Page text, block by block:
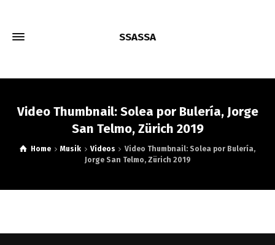
SSASSA
Video Thumbnail: Solea por Bulería, Jorge
San Telmo, Zürich 2019
Home Musik Videos
Video Thumbnail: Solea por Bulería,
Jorge San Telmo, Zürich 2019